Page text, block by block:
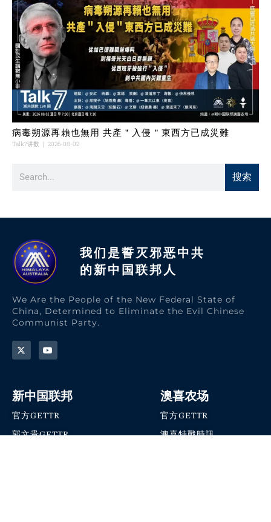
病毒朔源再賴也無用 共產＂入侵＂東西方已成災難
Talk7讲数 2026-08-02
搜索
我们是誓灭邪恶中共
的新中国联邦人​
We Are the People of the New Federal State of
China, Determined to Eliminate the Evil Chinese
Communist Party.
新中国联邦
官方GETTR
郭文贵GETTR
澳喜农场
官方GETTR
澳喜特戰時訊